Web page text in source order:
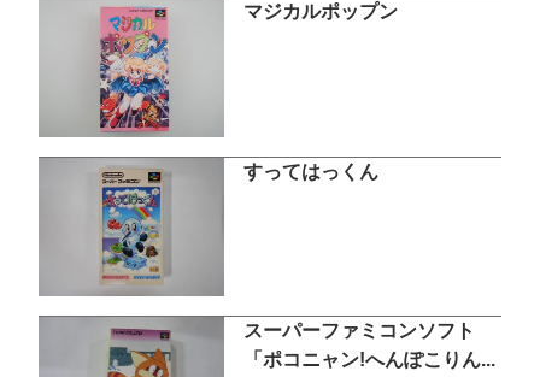
マジカルポップン
すってはっくん
スーパーファミコンソフト
「ポコニャン!へんぽこりん...